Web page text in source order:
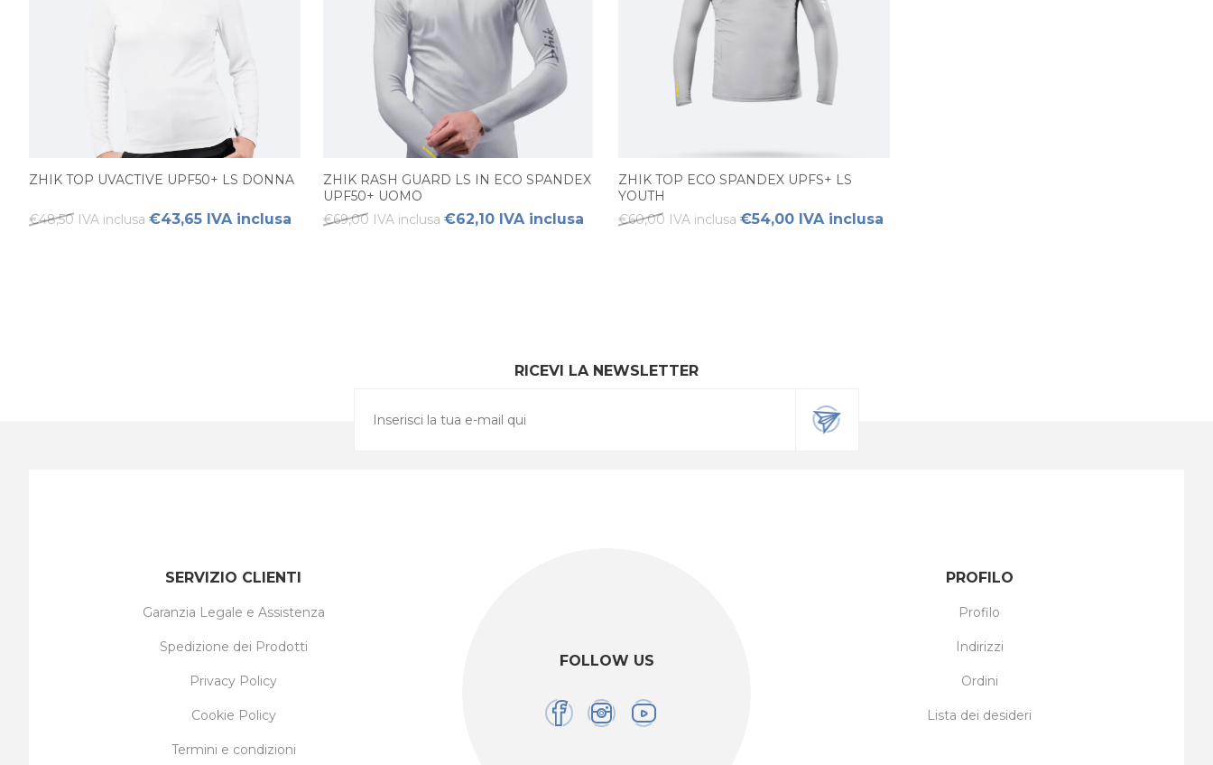
ZHIK TOP UVACTIVE UPF50+ LS DONNA
€48,50 IVA inclusa €43,65 IVA inclusa
ZHIK RASH GUARD LS IN ECO SPANDEX
UPF50+ UOMO
€69,00 IVA inclusa €62,10 IVA inclusa
ZHIK TOP ECO SPANDEX UPFS+ LS
YOUTH
€60,00 IVA inclusa €54,00 IVA inclusa
RICEVI LA NEWSLETTER
FOLLOW US
SERVIZIO CLIENTI
Garanzia Legale e Assistenza
Spedizione dei Prodotti
Privacy Policy
Cookie Policy
Termini e condizioni
PROFILO
Profilo
Indirizzi
Ordini
Lista dei desideri